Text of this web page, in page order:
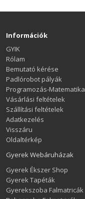
Információk
GYIK
Rólam
Bemutató kérése
Padlórobot pályák
Programozás-Matematika
Vásárlási feltételek
Szállítási feltételek
Adatkezelés
Visszáru
Oldaltérkép
Gyerek Webáruházak
Gyerek Ékszer Shop
Gyerek Tapéták
Gyerekszoba Falmatricák